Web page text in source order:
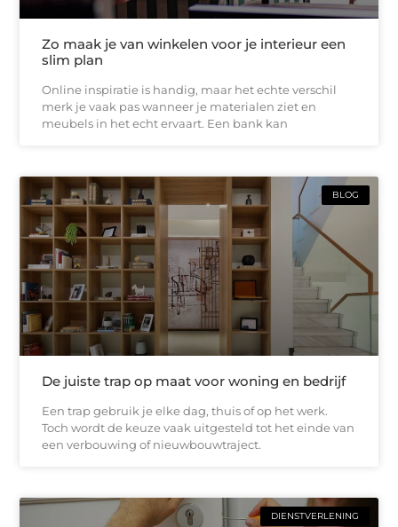
Zo maak je van winkelen voor je interieur een
slim plan
Online inspiratie is handig, maar het echte verschil
merk je vaak pas wanneer je materialen ziet en
meubels in het echt ervaart. Een bank kan
BLOG
De juiste trap op maat voor woning en bedrijf
Een trap gebruik je elke dag, thuis of op het werk.
Toch wordt de keuze vaak uitgesteld tot het einde van
een verbouwing of nieuwbouwtraject.
DIENSTVERLENING